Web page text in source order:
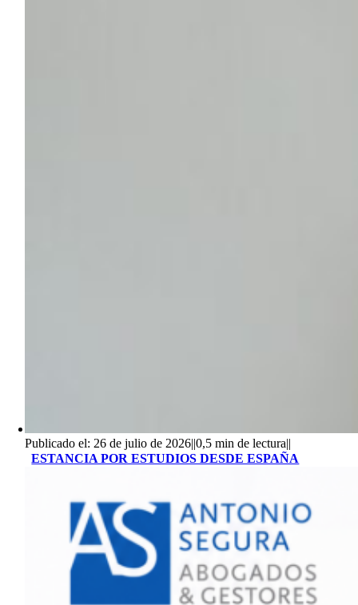
Publicado el: 26 de julio de 2026||0,5 min de lectura||
ESTANCIA POR ESTUDIOS DESDE ESPAÑA